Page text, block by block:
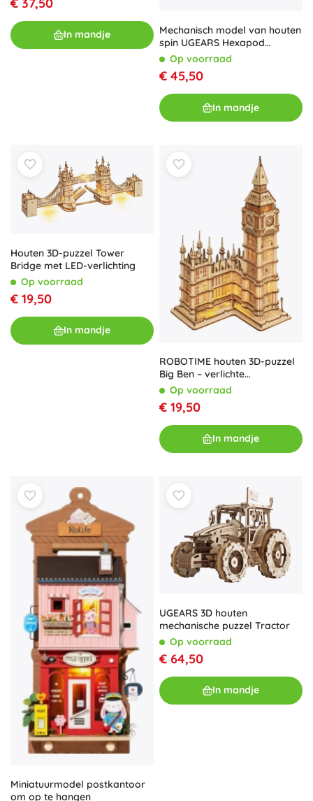
In mandje
Mechanisch model van houten
spin UGEARS Hexapod
Explorer
Op voorraad
€ 45,50
In mandje
Houten 3D-puzzel Tower
Bridge met LED-verlichting
Op voorraad
€ 19,50
In mandje
ROBOTIME houten 3D-puzzel
Big Ben – verlichte
klokkentoren
Op voorraad
€ 19,50
In mandje
Miniatuurmodel postkantoor
om op te hangen
UGEARS 3D houten
mechanische puzzel Tractor
Op voorraad
€ 64,50
In mandje